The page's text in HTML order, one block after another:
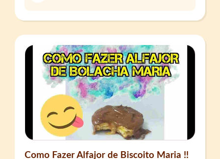
Como Fazer Alfajor de Biscoito Maria !!